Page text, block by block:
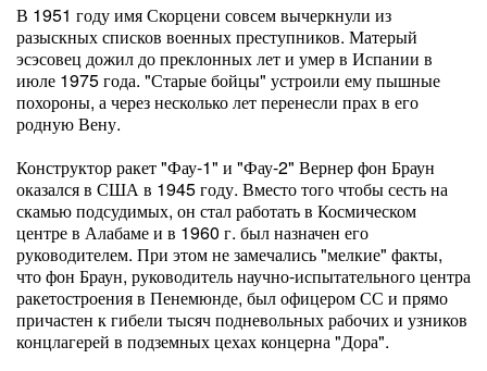
В 1951 году имя Скорцени совсем вычеркнули из
разыскных списков военных преступников. Матерый
эсэсовец дожил до преклонных лет и умер в Испании в
июле 1975 года. "Старые бойцы" устроили ему пышные
похороны, а через несколько лет перенесли прах в его
родную Вену.
Конструктор ракет "Фау-1" и "Фау-2" Вернер фон Браун
оказался в США в 1945 году. Вместо того чтобы сесть на
скамью подсудимых, он стал работать в Космическом
центре в Алабаме и в 1960 г. был назначен его
руководителем. При этом не замечались "мелкие" факты,
что фон Браун, руководитель научно-испытательного центра
ракетостроения в Пенемюнде, был офицером СС и прямо
причастен к гибели тысяч подневольных рабочих и узников
концлагерей в подземных цехах концерна "Дора".